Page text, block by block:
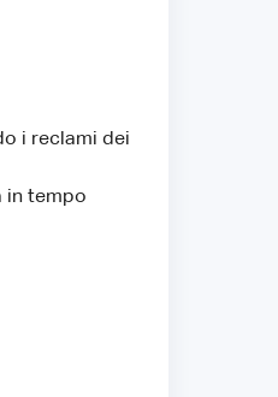
i reclami dei
in tempo